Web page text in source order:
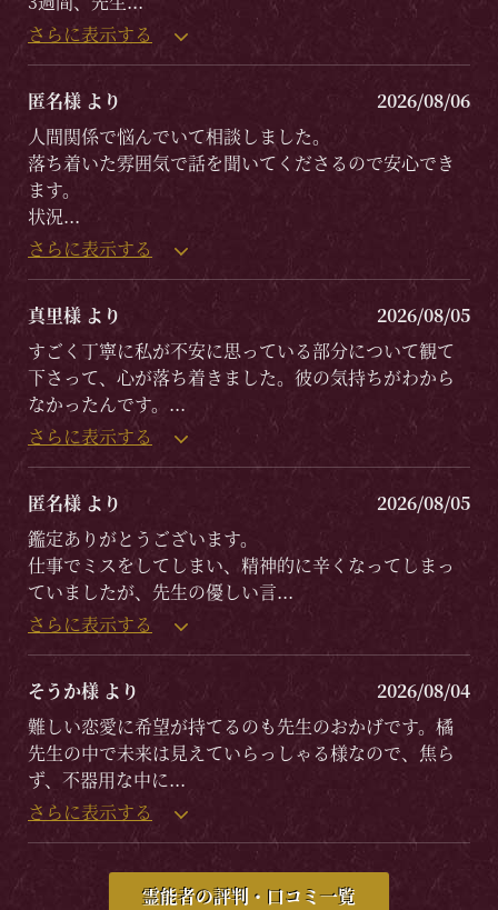
さらに表示する
匿名様 より
2026/08/06
人間関係で悩んでいて相談しました。
落ち着いた雰囲気で話を聞いてくださるので安心でき
ます。
状況...
さらに表示する
真里様 より
2026/08/05
すごく丁寧に私が不安に思っている部分について観て
下さって、心が落ち着きました。彼の気持ちがわから
なかったんです。 ...
さらに表示する
匿名様 より
2026/08/05
鑑定ありがとうございます。
仕事でミスをしてしまい、精神的に辛くなってしまっ
ていましたが、先生の優しい言...
さらに表示する
そうか様 より
2026/08/04
難しい恋愛に希望が持てるのも先生のおかげです。橘
先生の中で未来は見えていらっしゃる様なので、焦ら
ず、不器用な中に...
さらに表示する
霊能者の評判・口コミ一覧